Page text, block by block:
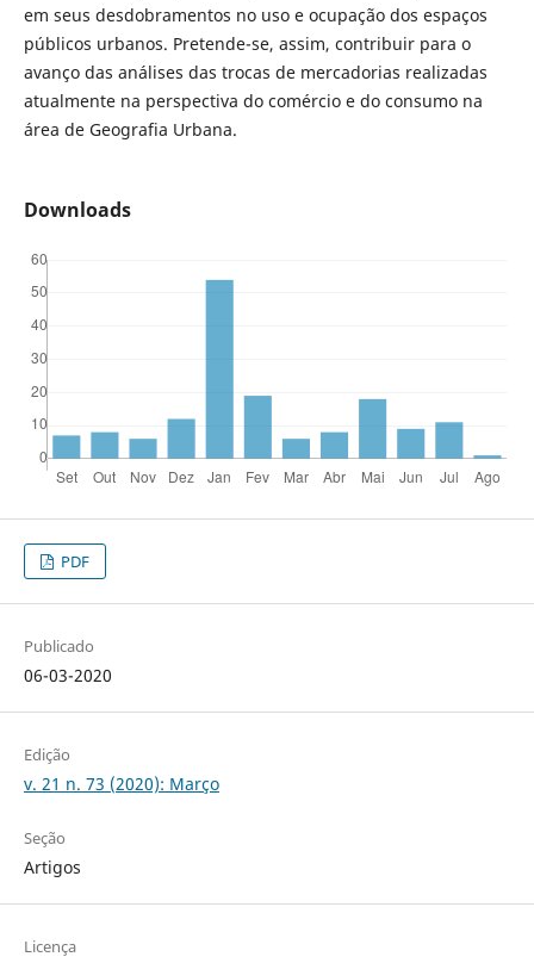
em seus desdobramentos no uso e ocupação dos espaços
públicos urbanos. Pretende-se, assim, contribuir para o
avanço das análises das trocas de mercadorias realizadas
atualmente na perspectiva do comércio e do consumo na
área de Geografia Urbana.
Downloads
PDF
Publicado
06-03-2020
Edição
v. 21 n. 73 (2020): Março
Seção
Artigos
Licença